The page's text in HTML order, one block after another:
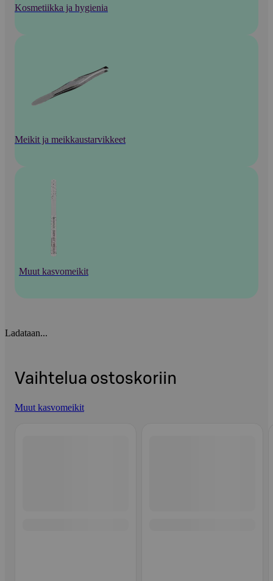
Kosmetiikka ja hygienia
Meikit ja meikkaustarvikkeet
Muut kasvomeikit
Ladataan...
Vaihtelua ostoskoriin
Muut kasvomeikit